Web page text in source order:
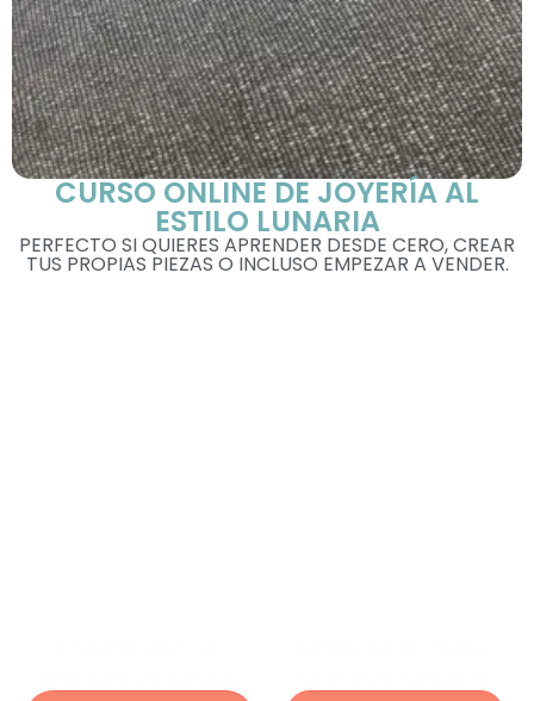
CURSO ONLINE DE JOYERÍA AL
ESTILO LUNARIA
PERFECTO SI QUIERES APRENDER DESDE CERO, CREAR
TUS PROPIAS PIEZAS O INCLUSO EMPEZAR A VENDER.